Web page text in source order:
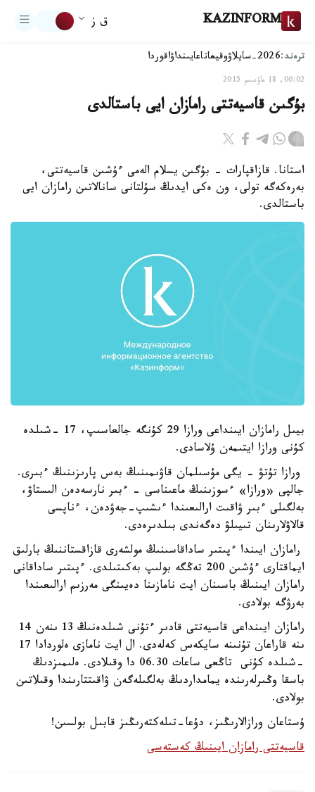
KAZINFORM ق ز
ترەند:2026-سايلاۋ وقيعاتاعايىنداۋاقوردا
00:02, 18 ماۋسىم 2015
بۇگىن قاسيەتتى رامازان ايى باستالدى
استانا. قازاقپارات - بۇگىن يسلام الەمى ءۇشىن قاسيەتتى،
بەرەكەگە تولى، ون ەكى ايدىڭ سۇلتانى سانالاتىن رامازان ايى
باستالدى.
بيىل رامازان ايىنداعى ورازا 29 كۇنگە جالعاسىپ، 17 -شىلدە
كۇنى ورازا ايتىمەن ۇلاسادى.
ورازا تۇتۋ - يگى مۇسىلمان قاۋىمىنىڭ بەس پارىزىنىڭ ءبىرى.
جالپى «ورازا» ءسوزىنىڭ ماعىناسى - ءبىر نارسەدەن الىستاۋ،
بەلگىلى ءبىر ۋاقىت ارالىعىندا ءىشىپ-جەۋدەن، ءناپسى
قالاۋلارىنان تىيىلۋ دەگەندى بىلدىرەدى.
رامازان ايىندا ءپىتىر ساداقاسىنىڭ مولشەرى قازاقستاننىڭ بارلىق
ايماقتارى ءۇشىن 200 تەڭگە بولىپ بەكىتىلدى. ءپىتىر ساداقانى
رامازان ايىنىڭ باسىنان ايت نامازىنا دەيىنگى مەرزىم ارالىعىندا
بەرۋگە بولادى.
رامازان ايىنداعى قاسيەتتى قادىر ءتۇنى شىلدەنىڭ 13 ىنەن 14
ىنە قاراعان تۇنىنە سايكەس كەلەدى. ال ايت نامازى ەلوردادا 17
-شىلدە كۇنى تاڭعى ساعات 06.30 دا وقىلادى. ەلىمىزدىڭ
باسقا وڭىرلەرىندە يمامداردىڭ بەلگىلەگەن ۋاقىتتارىندا وقىلاتىن
بولادى.
ۇستاعان ورازالارىڭىز، دۇعا-تىلەكتەرىڭىز قابىل بولسىن!
قاسيەتتى رامازان ايىنىڭ كەستەسى